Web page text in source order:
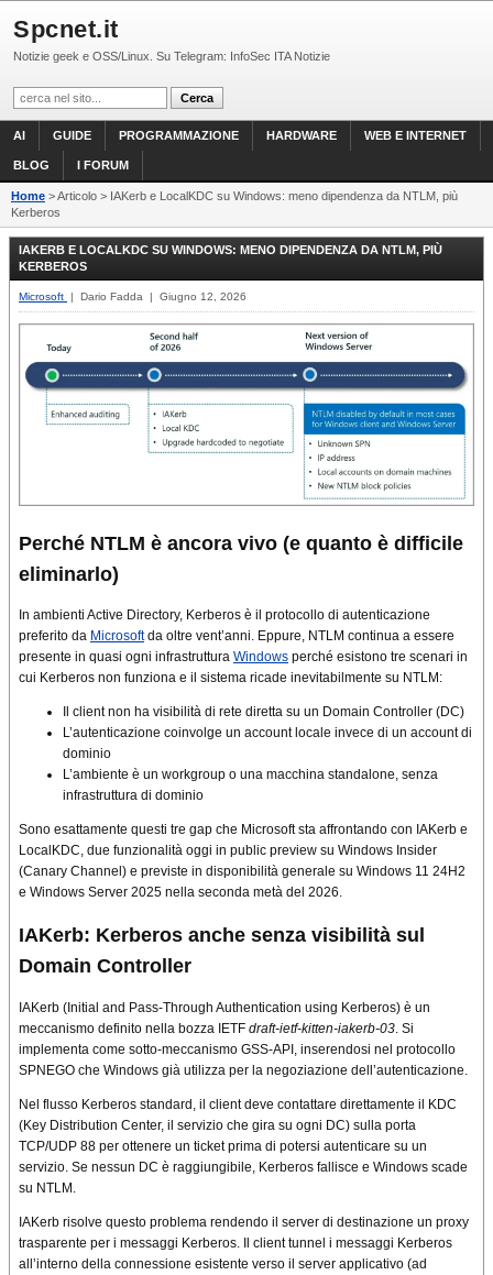
Spcnet.it
Notizie geek e OSS/Linux. Su Telegram: InfoSec ITA Notizie
AI GUIDE PROGRAMMAZIONE HARDWARE WEB E INTERNET
BLOG I FORUM
Home > Articolo > IAKerb e LocalKDC su Windows: meno dipendenza da NTLM, più
Kerberos
IAKERB E LOCALKDC SU WINDOWS: MENO DIPENDENZA DA NTLM, PIÙ
KERBEROS
Microsoft | Dario Fadda | Giugno 12, 2026
Perché NTLM è ancora vivo (e quanto è difficile
eliminarlo)
In ambienti Active Directory, Kerberos è il protocollo di autenticazione
preferito da Microsoftda oltre vent’anni. Eppure, NTLM continua a essere
presente in quasi ogni infrastruttura Windows perché esistono tre scenari in
cui Kerberos non funziona e il sistema ricade inevitabilmente su NTLM:
Il client non ha visibilità di rete diretta su un Domain Controller (DC)
L’autenticazione coinvolge un account locale invece di un account di
dominio
L’ambiente è un workgroup o una macchina standalone, senza
infrastruttura di dominio
Sono esattamente questi tre gap che Microsoft sta affrontando con IAKerb e
LocalKDC, due funzionalità oggi in public preview su Windows Insider
(Canary Channel) e previste in disponibilità generale su Windows 11 24H2
e Windows Server 2025 nella seconda metà del 2026.
IAKerb: Kerberos anche senza visibilità sul
Domain Controller
IAKerb (Initial and Pass-Through Authentication using Kerberos) è un
meccanismo definito nella bozza IETF draft-ietf-kitten-iakerb-03. Si
implementa come sotto-meccanismo GSS-API, inserendosi nel protocollo
SPNEGO che Windows già utilizza per la negoziazione dell’autenticazione.
Nel flusso Kerberos standard, il client deve contattare direttamente il KDC
(Key Distribution Center, il servizio che gira su ogni DC) sulla porta
TCP/UDP 88 per ottenere un ticket prima di potersi autenticare su un
servizio. Se nessun DC è raggiungibile, Kerberos fallisce e Windows scade
su NTLM.
IAKerb risolve questo problema rendendo il server di destinazione un proxy
trasparente per i messaggi Kerberos. Il client tunnel i messaggi Kerberos
all’interno della connessione esistente verso il server applicativo (ad